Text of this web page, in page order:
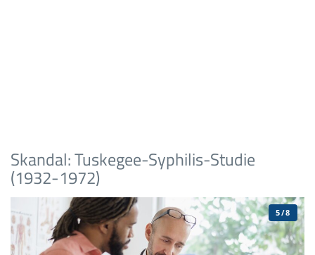
Skandal: Tuskegee-Syphilis-Studie
(1932-1972)
5/8